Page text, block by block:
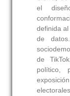
el
definida
de
de
político,